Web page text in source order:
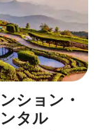
ション・
タル